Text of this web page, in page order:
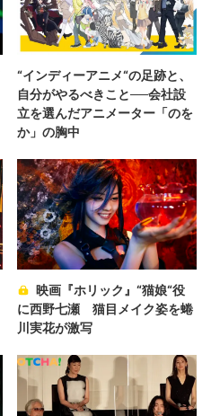
“インディーアニメ“の足跡と、
自分がやるべきこと──会社設
立を選んだアニメーター「のを
か」の胸中
映画『ホリック』“猫娘“役
に西野七瀬 猫目メイク姿を蜷
川実花が激写